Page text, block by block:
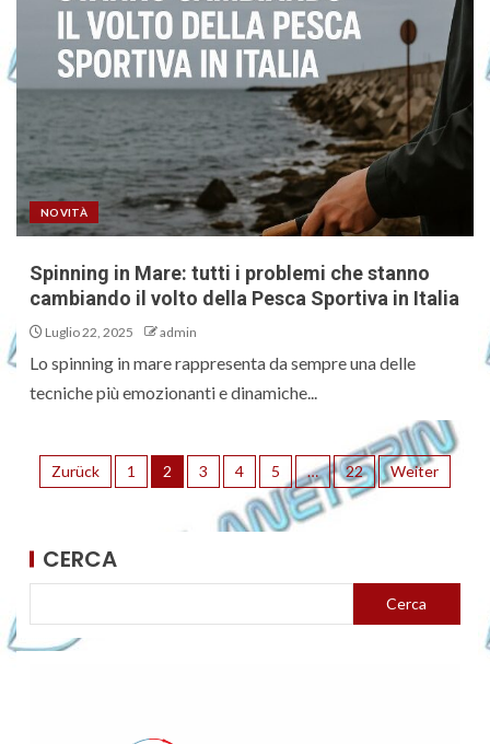
NOVITÀ
Spinning in Mare: tutti i problemi che stanno
cambiando il volto della Pesca Sportiva in Italia
Luglio 22, 2025 admin
Lo spinning in mare rappresenta da sempre una delle
tecniche più emozionanti e dinamiche...
Zurück 1 2 3 4 5 … 22 Weiter
CERCA
Cerca